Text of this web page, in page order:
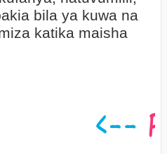
bila ya kuwa na
katika maisha